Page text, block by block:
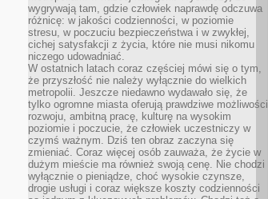
wygrywają tam, gdzie człowiek naprawdę odczuwa
różnicę: w jakości codzienności, w poziomie
stresu, w poczuciu bezpieczeństwa i w zwykłej,
cichej satysfakcji z życia, które nie musi nikomu
niczego udowadniać.
W ostatnich latach coraz częściej mówi się o tym,
że przyszłość nie należy wyłącznie do wielkich
metropolii. Jeszcze niedawno wydawało się, że
tylko ogromne miasta oferują prawdziwe możliwości
rozwoju, ambitną pracę, kulturę na wysokim
poziomie i poczucie, że człowiek uczestniczy w
czymś ważnym. Dziś ten obraz zaczyna się
zmieniać. Coraz więcej osób zauważa, że życie w
dużym mieście ma również swoją cenę. Nie chodzi
wyłącznie o pieniądze, choć wysokie czynsze,
drogie usługi i coraz większe koszty codzienności